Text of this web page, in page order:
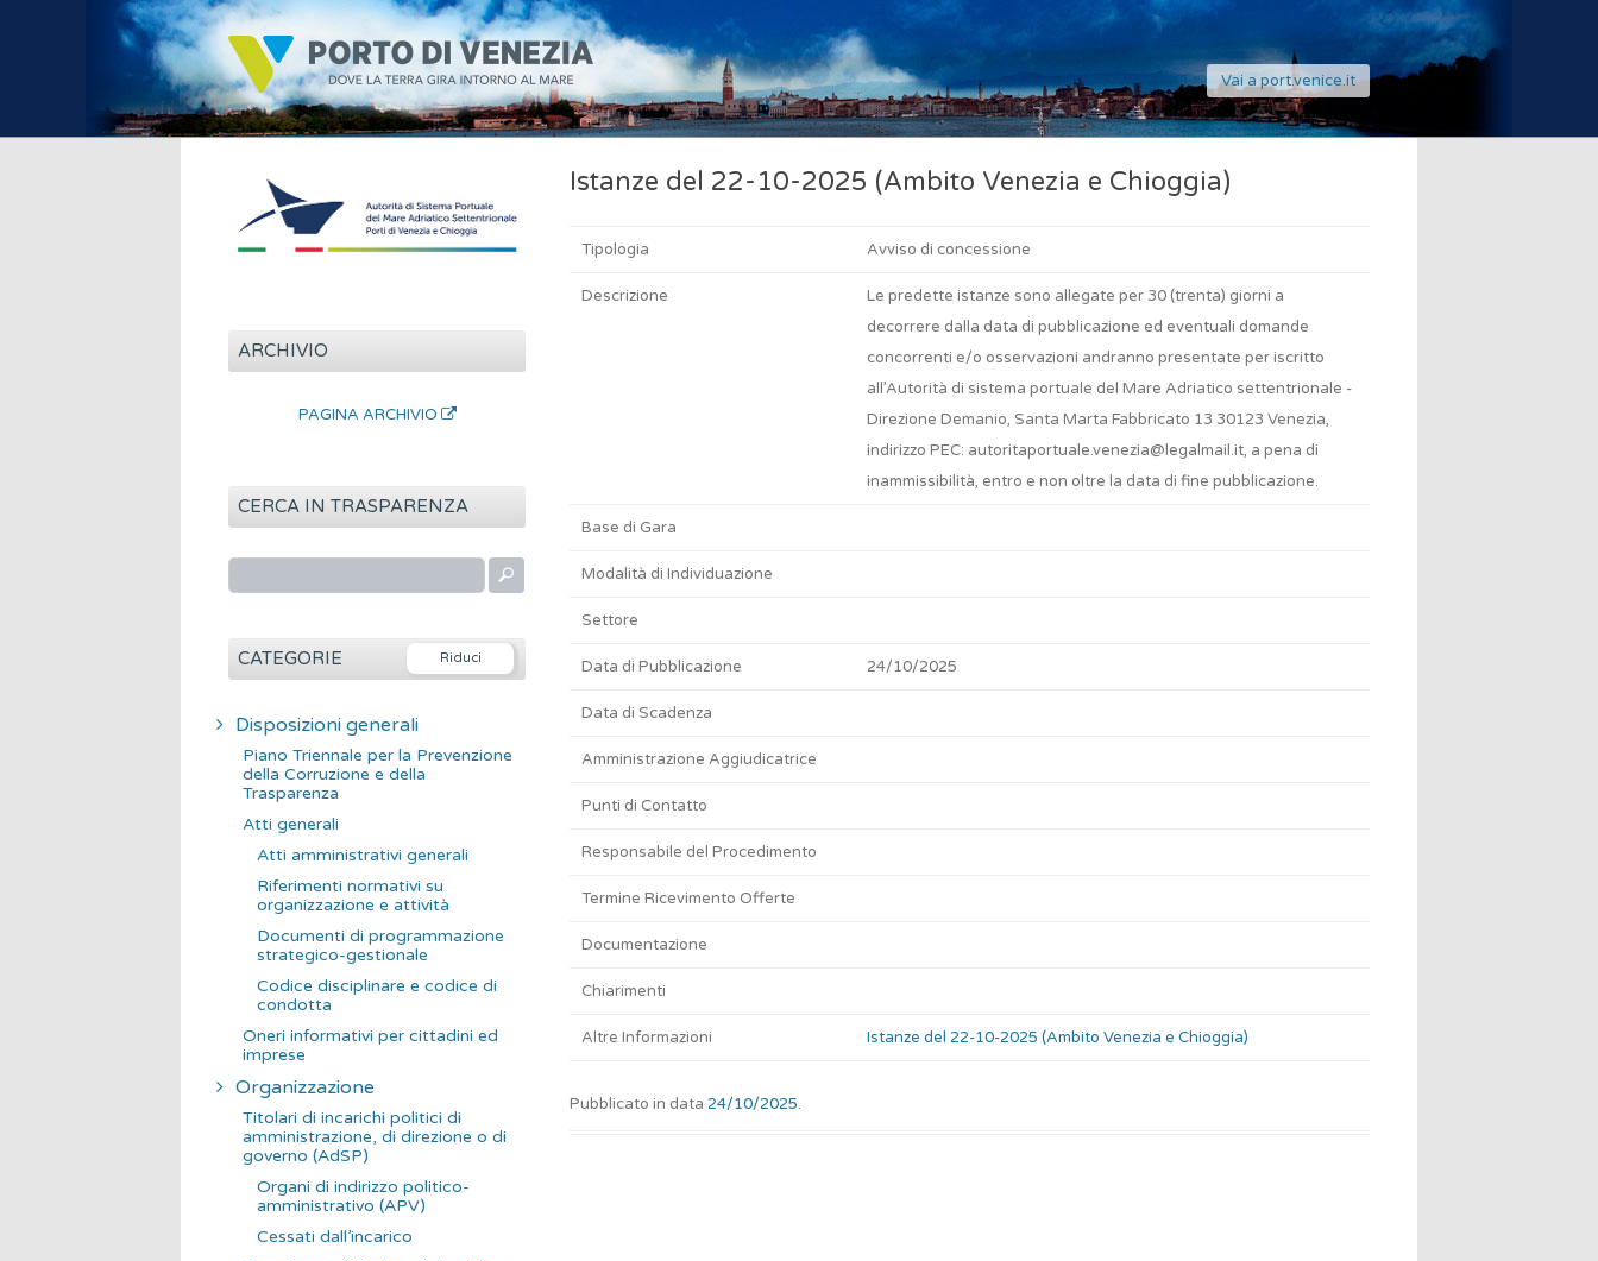
Vai a port.venice.it
Istanze del 22-10-2025 (Ambito Venezia e Chioggia)
Tipologia Avviso di concessione
Descrizione
Le predette istanze sono allegate per 30 (trenta) giorni a
decorrere dalla data di pubblicazione ed eventuali domande
concorrenti e/o osservazioni andranno presentate per iscritto
all’Autorità di sistema portuale del Mare Adriatico settentrionale -
Direzione Demanio, Santa Marta Fabbricato 13 30123 Venezia,
indirizzo PEC: autoritaportuale.venezia@legalmail.it, a pena di
inammissibilità, entro e non oltre la data di fine pubblicazione.
Base di Gara
Modalità di Individuazione
Settore
Data di Pubblicazione 24/10/2025
Data di Scadenza
Amministrazione Aggiudicatrice
Punti di Contatto
Responsabile del Procedimento
Termine Ricevimento Offerte
Documentazione
Chiarimenti
Altre Informazioni Istanze del 22-10-2025 (Ambito Venezia e Chioggia)
Pubblicato in data 24/10/2025.
ARCHIVIO
PAGINA ARCHIVIO
CERCA IN TRASPARENZA
r
CATEGORIE
Disposizioni generali
Piano Triennale per la Prevenzione
della Corruzione e della
Trasparenza
Atti generali
Atti amministrativi generali
Riferimenti normativi su
organizzazione e attività
Documenti di programmazione
strategico-gestionale
Codice disciplinare e codice di
condotta
Oneri informativi per cittadini ed
imprese
Organizzazione
Titolari di incarichi politici di
amministrazione, di direzione o di
governo (AdSP)
Organi di indirizzo politico-
amministrativo (APV)
Cessati dall’incarico